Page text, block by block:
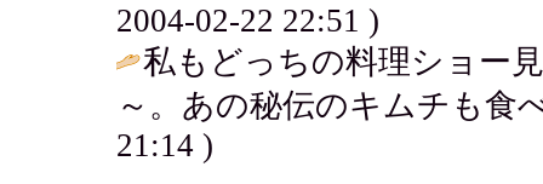
2004-02-22 22:51 )
私もどっちの料理ショー
～。あの秘伝のキムチも食
21:14 )